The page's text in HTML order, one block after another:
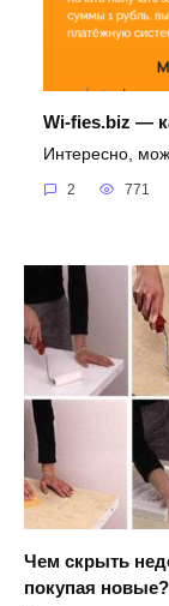
Wi-fies.biz —
Интересно,
2 771
Чем скрыть
покупая новые?